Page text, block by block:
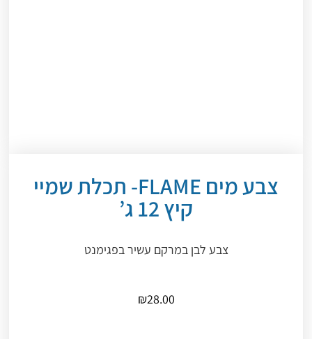
צבע מים FLAME- תכלת שמיי
קיץ 12 ג’
צבע לבן במרקם עשיר בפגימנט
₪28.00